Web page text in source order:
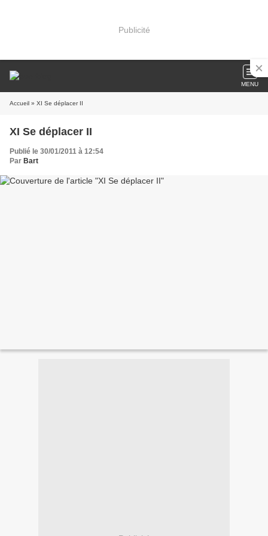
Publicité
MENU
Accueil » XI Se déplacer II
XI Se déplacer II
Publié le 30/01/2011 à 12:54
Par Bart